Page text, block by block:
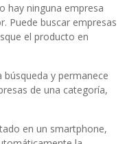
hay ninguna empresa
Puede buscar empresas
el producto en
y permanece
de una categoría,
en un smartphone,